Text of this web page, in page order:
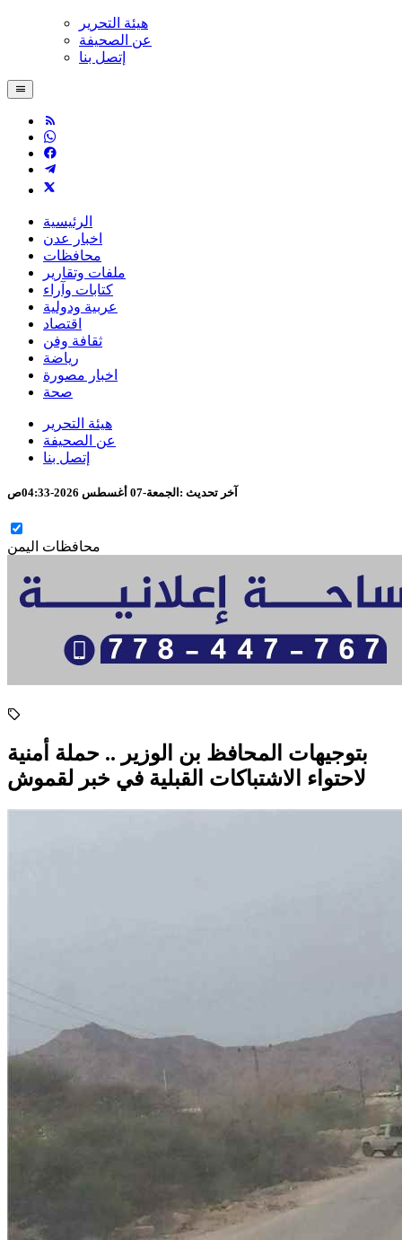
هيئة التحرير
عن الصحيفة
إتصل بنا
الرئيسية
اخبار عدن
محافظات
ملفات وتقارير
كتابات وآراء
عربية ودولية
اقتصاد
ثقافة وفن
رياضة
اخبار مصورة
صحة
هيئة التحرير
عن الصحيفة
إتصل بنا
آخر تحديث : الجمعة-07 أغسطس 2026-04:33ص
محافظات اليمن
بتوجيهات المحافظ بن الوزير .. حملة أمنية
لاحتواء الاشتباكات القبلية في خبر لقموش